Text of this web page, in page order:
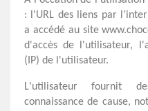
: l'URL des liens par
a accédé au site
d'accès de l'utilisateur,
(IP) de l'utilisateur.
L'utilisateur fournit
connaissance de cause,